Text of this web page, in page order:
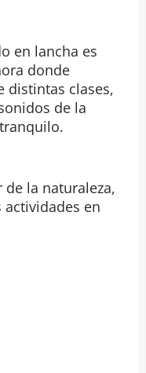
en lancha es
donde
distintas clases,
de la
la naturaleza,
en